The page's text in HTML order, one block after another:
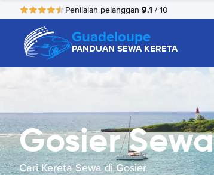
Penilaian pelanggan 9.1 / 10
Guadeloupe
PANDUAN SEWA KERETA
Gosier
Cari Kereta Sewa di Gosier